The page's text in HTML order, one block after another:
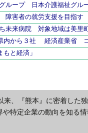
ループ 日本介護福祉グル
害者の就労支援を目指す
未来病院 対象地域は美里
内から３社 経済産業省
と経済」
来、『熊本』に密着し
特定企業の動向を知る